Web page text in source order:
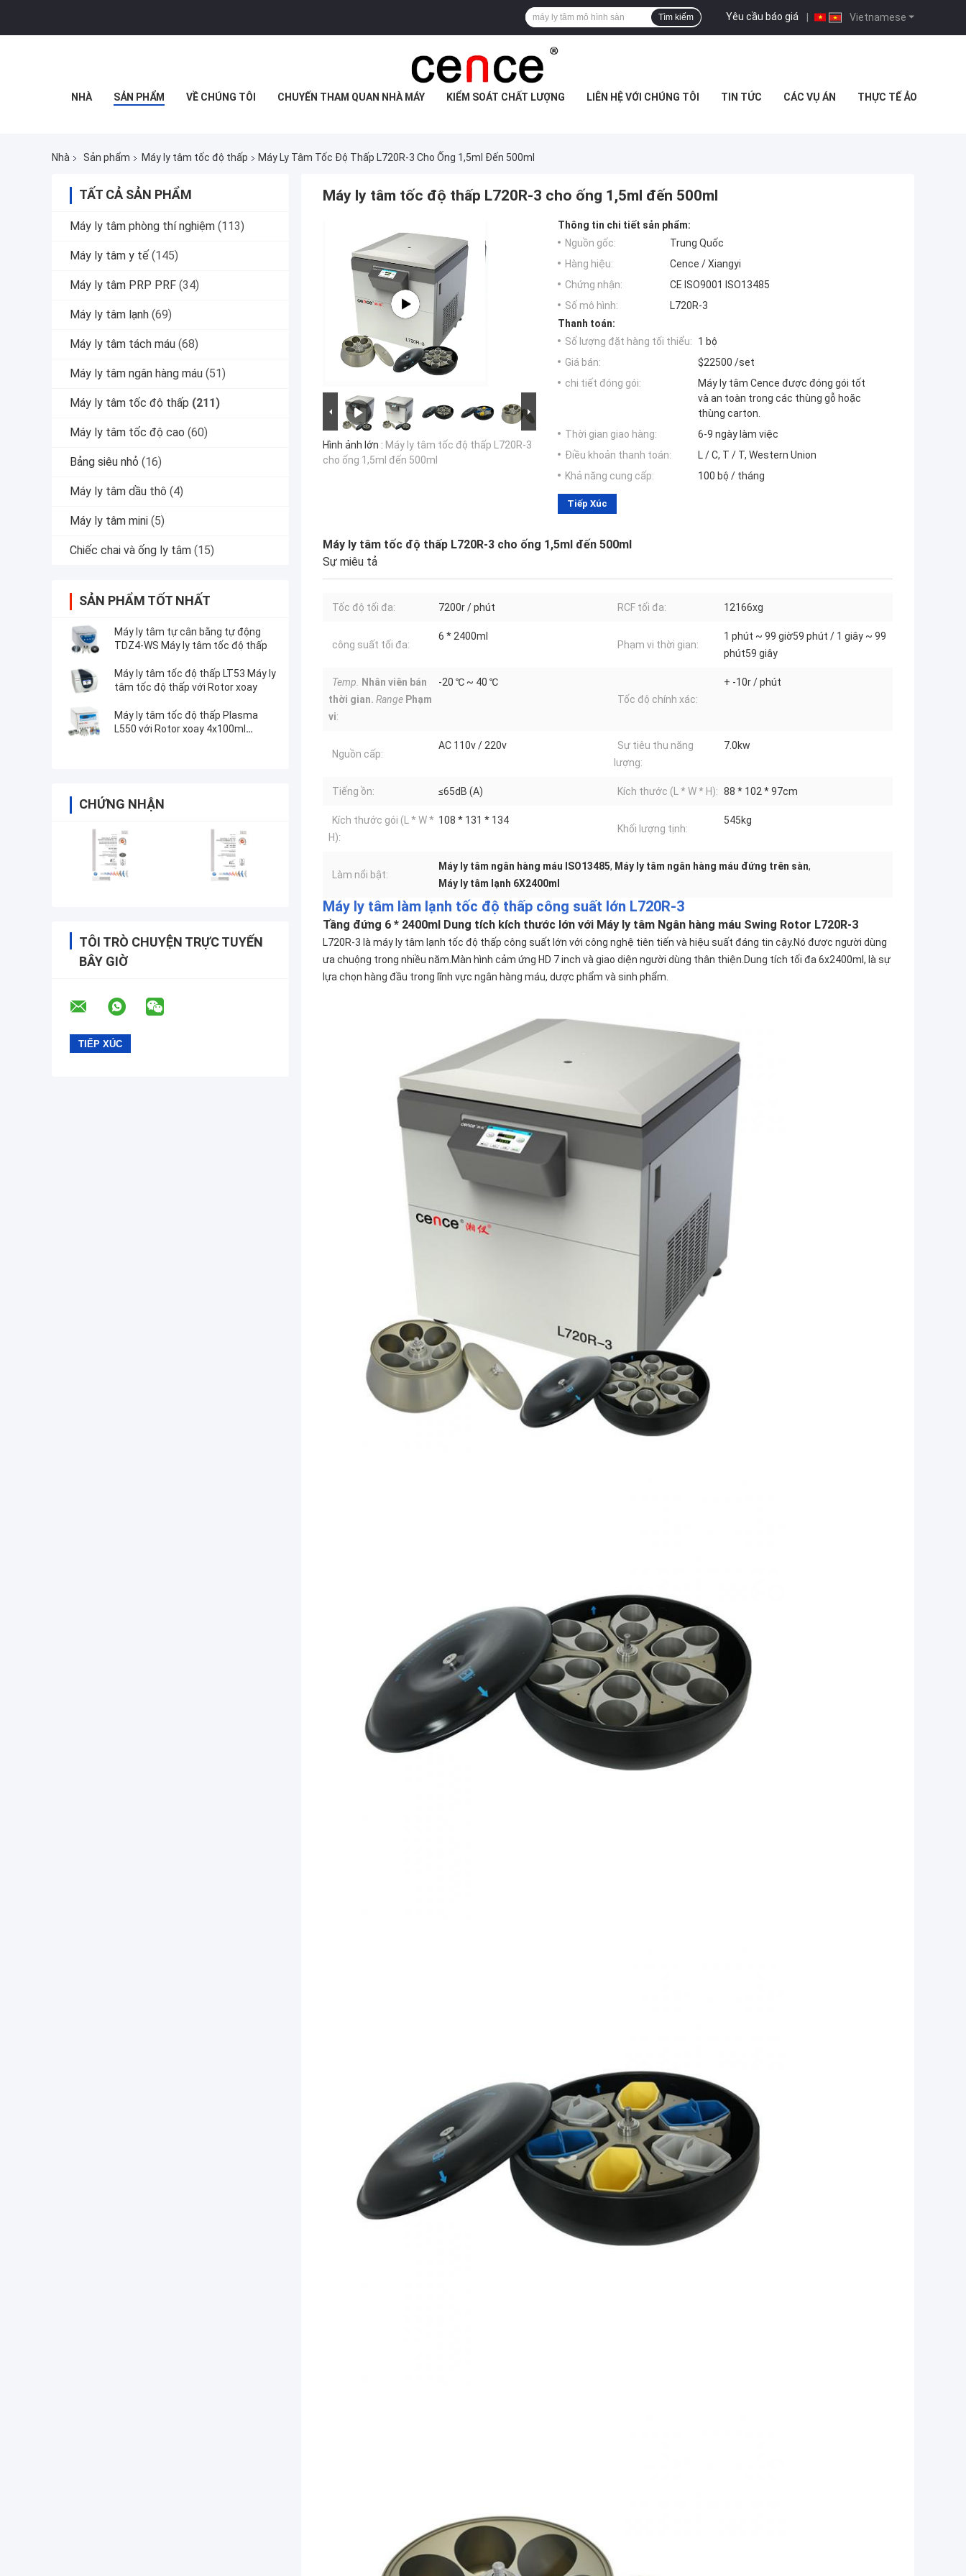
Vietnamese
Yêu cầu báo giá |
Tìm kiếm
NHÀ SẢN PHẨM VỀ CHÚNG TÔI CHUYẾN THAM QUAN NHÀ MÁY KIỂM SOÁT CHẤT LƯỢNG LIÊN HỆ VỚI CHÚNG TÔI TIN TỨC CÁC VỤ ÁN THỰC TẾ ẢO
Nhà Sản phẩm Máy ly tâm tốc độ thấp Máy Ly Tâm Tốc Độ Thấp L720R-3 Cho Ống 1,5ml Đến 500ml
TẤT CẢ SẢN PHẨM
Máy ly tâm phòng thí nghiệm (113)
Máy ly tâm y tế (145)
Máy ly tâm PRP PRF (34)
Máy ly tâm lạnh (69)
Máy ly tâm tách máu (68)
Máy ly tâm ngân hàng máu (51)
Máy ly tâm tốc độ thấp (211)
Máy ly tâm tốc độ cao (60)
Bảng siêu nhỏ (16)
Máy ly tâm dầu thô (4)
Máy ly tâm mini (5)
Chiếc chai và ống ly tâm (15)
SẢN PHẨM TỐT NHẤT
Máy ly tâm tự cân bằng tự động
TDZ4-WS Máy ly tâm tốc độ thấp
Máy ly tâm tốc độ thấp LT53 Máy ly
tâm tốc độ thấp với Rotor xoay
Máy ly tâm tốc độ thấp Plasma
L550 với Rotor xoay 4x100ml
CHỨNG NHẬN
TÔI TRÒ CHUYỆN TRỰC TUYẾN
BÂY GIỜ
Máy ly tâm tốc độ thấp L720R-3 cho ống 1,5ml đến 500ml
Hình ảnh lớn : Máy ly tâm tốc độ thấp L720R-3
cho ống 1,5ml đến 500ml
Thông tin chi tiết sản phẩm:
Nguồn gốc:
Trung Quốc
Hàng hiệu:
Cence / Xiangyi
Chứng nhận:
CE ISO9001 ISO13485
Số mô hình:
L720R-3
Thanh toán:
Số lượng đặt hàng tối thiểu:
1 bộ
Giá bán:
$22500 /set
chi tiết đóng gói:
Máy ly tâm Cence được đóng gói tốt
và an toàn trong các thùng gỗ hoặc
thùng carton.
Thời gian giao hàng:
6-9 ngày làm việc
Điều khoản thanh toán:
L / C, T / T, Western Union
Khả năng cung cấp:
100 bộ / tháng
Tiếp Xúc
Máy ly tâm tốc độ thấp L720R-3 cho ống 1,5ml đến 500ml
Sự miêu tả
Tốc độ tối đa: 7200r / phút RCF tối đa: 12166xg
công suất tối đa:
6 * 2400ml
Phạm vi thời gian:
1 phút ~ 99 giờ59 phút / 1 giây ~ 99
phút59 giây
Temp. Nhân viên bán
thời gian. Range Phạm
vi:
-20 ℃ ~ 40 ℃
Tốc độ chính xác:
+ -10r / phút
Nguồn cấp:
AC 110v / 220v
Sự tiêu thụ năng
lượng:
7.0kw
Tiếng ồn: ≤65dB (A) Kích thước (L * W * H): 88 * 102 * 97cm
Kích thước gói (L * W *
H):
108 * 131 * 134
Khối lượng tịnh:
545kg
Làm nổi bật:
Máy ly tâm ngân hàng máu ISO13485, Máy ly tâm ngân hàng máu đứng trên sàn,
Máy ly tâm lạnh 6X2400ml
Máy ly tâm làm lạnh tốc độ thấp công suất lớn L720R-3
Tầng đứng 6 * 2400ml Dung tích kích thước lớn với Máy ly tâm Ngân hàng máu Swing Rotor L720R-3
L720R-3 là máy ly tâm lạnh tốc độ thấp công suất lớn với công nghệ tiên tiến và hiệu suất đáng tin cậy.Nó được người dùng
ưa chuộng trong nhiều năm.Màn hình cảm ứng HD 7 inch và giao diện người dùng thân thiện.Dung tích tối đa 6x2400ml, là sự
lựa chọn hàng đầu trong lĩnh vực ngân hàng máu, dược phẩm và sinh phẩm.